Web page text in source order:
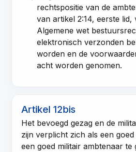
rechtspositie van de
vanartikel 2:14, eerste lid,
Algemene wet
elektronisch verzonden
worden en de
acht worden genomen.
Artikel 12bis
Het bevoegd gezag en de
zijn verplicht zich als een
een goed militair ambtenaar te